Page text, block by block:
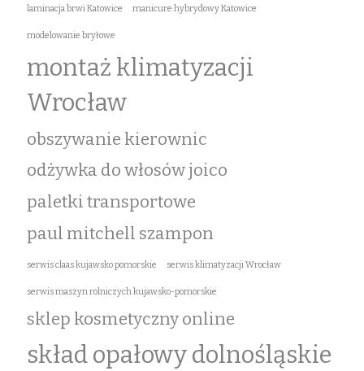
laminacja brwi Katowice manicure hybrydowy Katowice
modelowanie bryłowe
montaż klimatyzacji
Wrocław
obszywanie kierownic
odżywka do włosów joico
paletki transportowe
paul mitchell szampon
serwis claas kujawsko pomorskie serwis klimatyzacji Wrocław
serwis maszyn rolniczych kujawsko-pomorskie
sklep kosmetyczny online
skład opałowy dolnośląskie